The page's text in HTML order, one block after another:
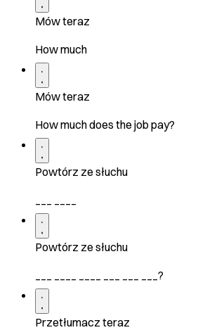
Mów teraz
How much
Mów teraz
How much does the job pay?
Powtórz ze słuchu
Powtórz ze słuchu
___ ____ ____ ___ ___ ___?
Przetłumacz teraz